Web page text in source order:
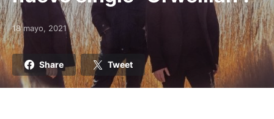
Posted on
18 mayo, 2021
Share Tweet